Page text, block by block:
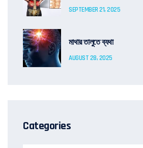
SEPTEMBER 21, 2025
মাথার তালুতে ব্যথা
AUGUST 28, 2025
Categories